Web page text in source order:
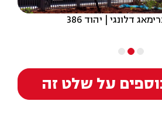
דלונגי | יהוד 386
על שלט זה